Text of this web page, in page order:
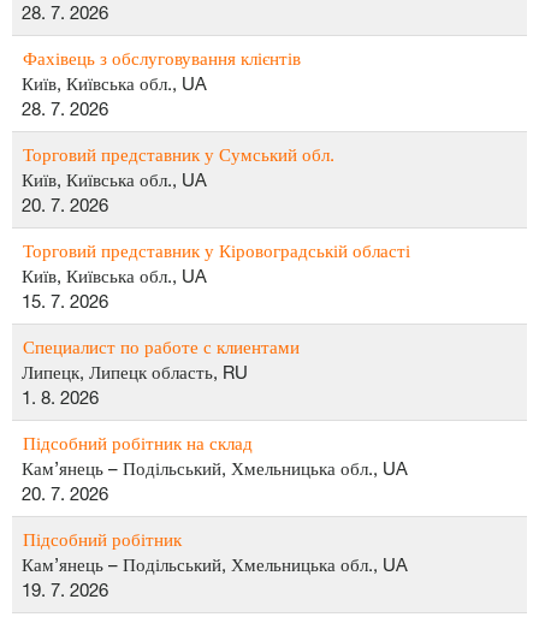
28. 7. 2026
Фахівець з обслуговування клієнтів
Київ, Київська обл., UA
28. 7. 2026
Торговий представник у Сумський обл.
Київ, Київська обл., UA
20. 7. 2026
Торговий представник у Кіровоградській області
Київ, Київська обл., UA
15. 7. 2026
Специалист по работе с клиентами
Липецк, Липецк область, RU
1. 8. 2026
Підсобний робітник на склад
Кам’янець – Подільський, Хмельницька обл., UA
20. 7. 2026
Підсобний робітник
Кам’янець – Подільський, Хмельницька обл., UA
19. 7. 2026